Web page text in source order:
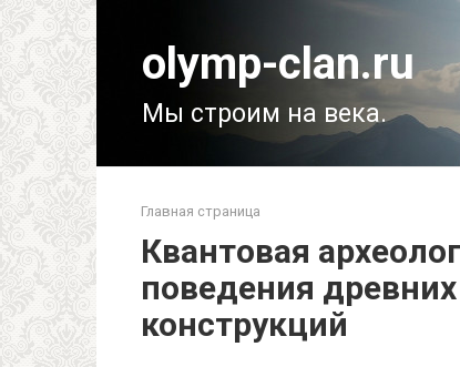
olymp-clan.ru
Мы строим на века.
Главная страница
Квантовая
поведения
конструкций